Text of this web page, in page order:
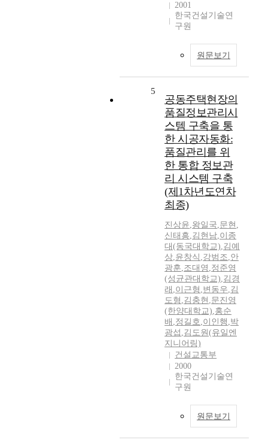
2001
한국건설기술연
구원
원문보기
5
공동주택현장의
품질정보관리시
스템 구축을 통
한 시공자동화:
품질관리를 위
한 통합 정보관
리 시스템 구축
(제1차년도연차
최종)
진상윤,왕일국,문현 ,
신태흥,김현남,이종
대(동국대학교),김예
상,윤창식 ,강범조,안
광훈,조대영 ,정준영
(성균관대학교),김경
래 ,이근형 ,변동우,김
도형 ,김충현 ,문진영
(한양대학교),홍순
배 ,정길호,이인행 ,박
광섭 ,김도원(유일엔
지니어링)
건설교통부
2000
한국건설기술연
구원
원문보기